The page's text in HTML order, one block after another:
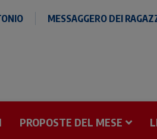
MESSAGGERO DEI
PROPOSTE DEL MESE